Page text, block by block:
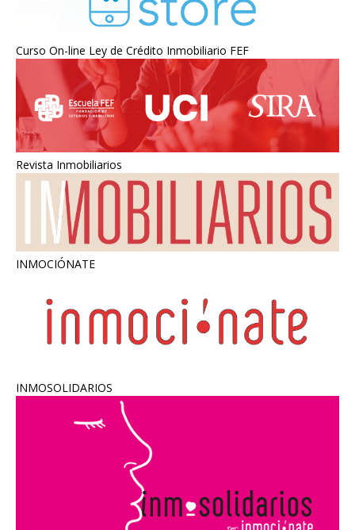
Curso On-line Ley de Crédito Inmobiliario FEF
Revista Inmobiliarios
INMOCIÓNATE
INMOSOLIDARIOS